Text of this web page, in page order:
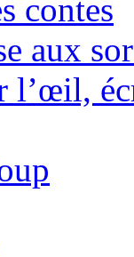
contes
aux
l’œil,